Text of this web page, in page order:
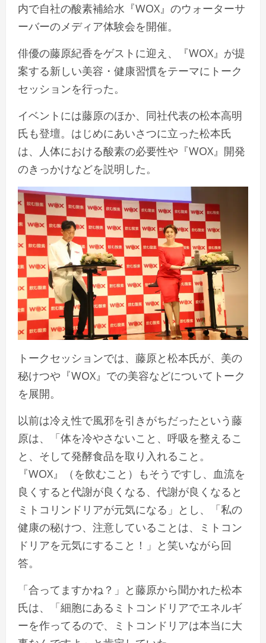
内で自社の酸素補給水『WOX』のウォーターサ
ーバーのメディア体験会を開催。
俳優の藤原紀香をゲストに迎え、『WOX』が提
案する新しい美容・健康習慣をテーマにトーク
セッションを行った。
イベントには藤原のほか、同社代表の松本高明
氏も登壇。はじめにあいさつに立った松本氏
は、人体における酸素の必要性や『WOX』開発
のきっかけなどを説明した。
トークセッションでは、藤原と松本氏が、美の
秘けつや『WOX』での美容などについてトーク
を展開。
以前は冷え性で風邪を引きがちだったという藤
原は、「体を冷やさないこと、呼吸を整えるこ
と、そして発酵食品を取り入れること。
『WOX』（を飲むこと）もそうですし、血流を
良くすると代謝が良くなる、代謝が良くなると
ミトコリンドリアが元気になる」とし、「私の
健康の秘けつ、注意していることは、ミトコン
ドリアを元気にすること！」と笑いながら回
答。
「合ってますかね？」と藤原から聞かれた松本
氏は、「細胞にあるミトコンドリアでエネルギ
ーを作ってるので、ミトコンドリアは本当に大